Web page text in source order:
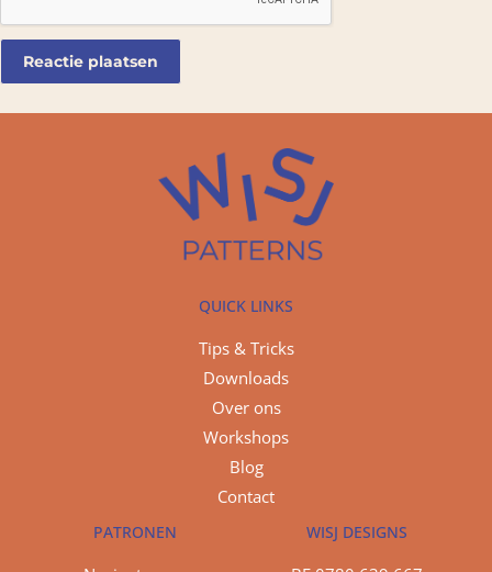
QUICK LINKS
Tips & Tricks
Downloads
Over ons
Workshops
Blog
Contact
PATRONEN WISJ DESIGNS